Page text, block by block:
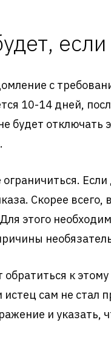
с
10-14 дней,
будет
Скорее
этого
к
сам не стал
и указать,